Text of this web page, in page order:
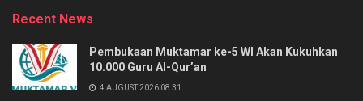
Recent News
Pembukaan Muktamar ke-5 WI Akan Kukuhkan
10.000 Guru Al-Qur’an
4 AUGUST 2026 08:31